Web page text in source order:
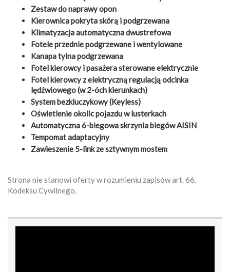
Zestaw do naprawy opon
Kierownica pokryta skórą i podgrzewana
Klimatyzacja automatyczna dwustrefowa
Fotele przednie podgrzewane i wentylowane
Kanapa tylna podgrzewana
Fotel kierowcy i pasażera sterowane elektrycznie
Fotel kierowcy z elektryczną regulacją odcinka
lędźwiowego (w 2-óch kierunkach)
System bezkluczykowy (Keyless)
Oświetlenie okolic pojazdu w lusterkach
Automatyczna 6-biegowa skrzynia biegów AISIN
Tempomat adaptacyjny
Zawieszenie 5-link ze sztywnym mostem
Strona nie stanowi oferty w rozumieniu zapisów art. 66.
Kodeksu Cywilnego.